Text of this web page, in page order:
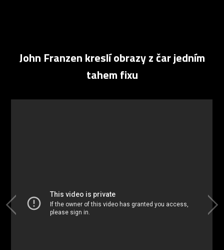
John Franzen kreslí obrazy z čar jedním
tahem fixu